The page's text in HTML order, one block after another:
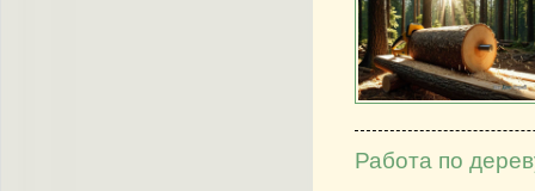
Работа по